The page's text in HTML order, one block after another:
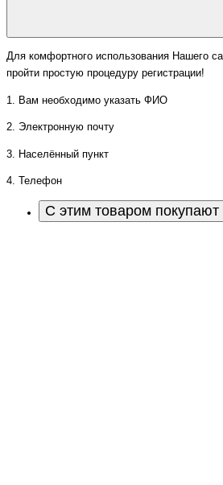
Для комфортного использования Нашего
пройти простую процедуру регистрации!
1. Вам необходимо указать ФИО
2. Электронную почту
3. Населённый пункт
4. Телефон
С этим товаром покупают